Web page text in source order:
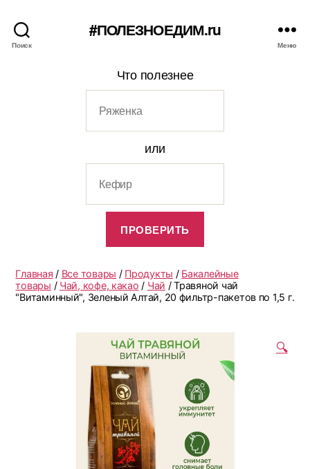
Поиск
#ПОЛЕЗНОЕДИМ.ru
Меню
Что полезнее
или
Главная / Все товары / Продукты / Бакалейные
товары / Чай, кофе, какао / Чай / Травяной чай
"Витаминный", Зеленый Алтай, 20 фильтр-пакетов по 1,5 г.
🔍